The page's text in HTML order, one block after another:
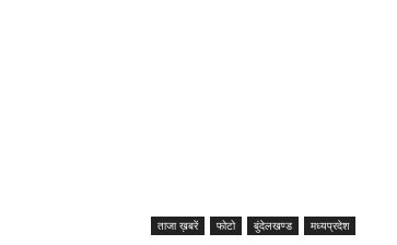
ताजा ख़बरें फोटो बुंदेलखण्ड मध्यप्रदेश